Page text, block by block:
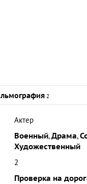
2
Актер
Военный,Драма,
Художественный
2
Проверка на